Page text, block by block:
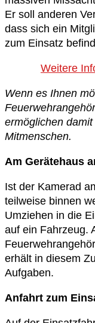
Er soll anderen
dass sich ein
zum Einsatz
Weitere
Wenn es Ihnen
ermöglichen
Mitmenschen.
Am Gerätehaus
Ist der Kamerad
teilweise binnen
Umziehen in die
auf ein Fahrzeug.
erhält in diesem
Aufgaben.
Anfahrt zum